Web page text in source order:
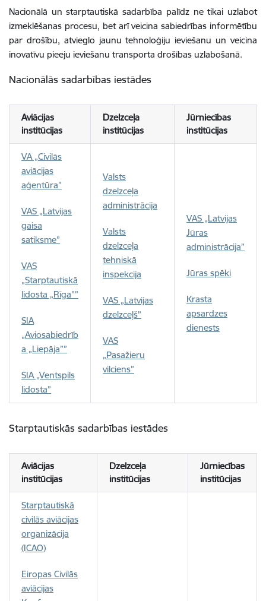
Nacionālā un starptautiskā sadarbība palīdz ne tikai uzlabot
izmeklēšanas procesu, bet arī veicina sabiedrības informētību
par drošību, atvieglo jaunu tehnoloģiju ieviešanu un veicina
inovatīvu pieeju ieviešanu transporta drošības uzlabošanā.
Nacionālās sadarbības iestādes
Aviācijas
institūcijas
Dzelzceļa
institūcijas
Jūrniecības
institūcijas
VA „Civilās
aviācijas
aģentūra”
VAS „Latvijas
gaisa
satiksme”
VAS
„Starptautiskā
lidosta „Rīga””
SIA
„Aviosabiedrīb
a „Liepāja””
SIA „Ventspils
lidosta”
Valsts
dzelzceļa
administrācija
Valsts
dzelzceļa
tehniskā
inspekcija
VAS „Latvijas
dzelzceļš”
VAS
„Pasažieru
vilciens”
VAS „Latvijas
Jūras
administrācija”
Jūras spēki
Krasta
apsardzes
dienests
Starptautiskās sadarbības iestādes
Aviācijas
institūcijas
Dzelzceļa
institūcijas
Jūrniecības
institūcijas
Starptautiskā
civilās aviācijas
organizācija
(ICAO)
Eiropas Civilās
aviācijas